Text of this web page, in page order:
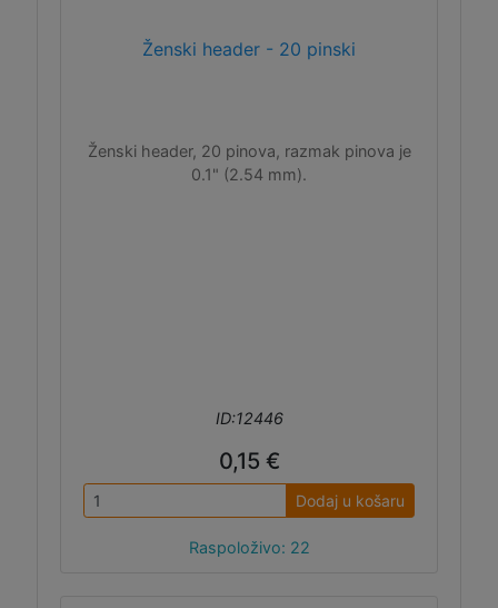
Ženski header - 20 pinski
Ženski header, 20 pinova, razmak pinova je
0.1" (2.54 mm).
ID:12446
0,15 €
Dodaj u košaru
Raspoloživo: 22